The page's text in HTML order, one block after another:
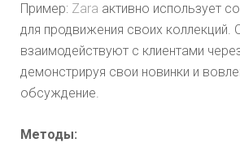
Пример: Zara активно использует
для продвижения своих коллекций.
взаимодействуют с клиентами
демонстрируя свои новинки и
обсуждение.
Методы: